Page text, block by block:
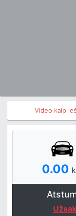
Video kaip
0.00